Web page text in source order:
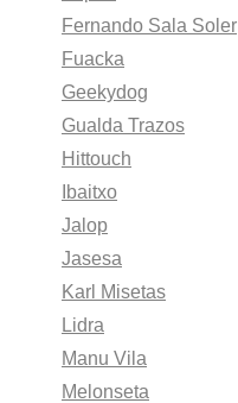
Fernando Sala Soler
Fuacka
Geekydog
Gualda Trazos
Hittouch
Ibaitxo
Jalop
Jasesa
Karl Misetas
Lidra
Manu Vila
Melonseta